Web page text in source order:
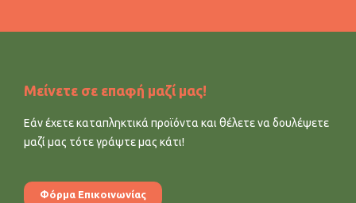
Μείνετε σε επαφή μαζί μας!
Εάν έχετε καταπληκτικά προϊόντα και θέλετε να δουλέψετε
μαζί μας τότε γράψτε μας κάτι!
Φόρμα Επικοινωνίας